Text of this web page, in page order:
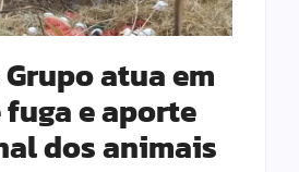
Grupo atua em
fuga e aporte
dos animais